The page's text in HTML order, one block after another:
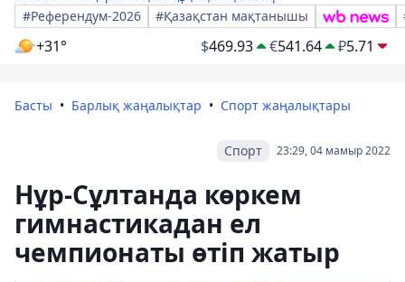
#Референдум-2026
#Қазақстан мақтанышы
+31° $469.93 €541.64 ₽5.71
Басты Барлық жаңалықтар Спорт жаңалықтары
23:29, 04 мамыр 2022
Спорт
Нұр-Сұлтанда көркем
гимнастикадан ел
чемпионаты өтіп жатыр